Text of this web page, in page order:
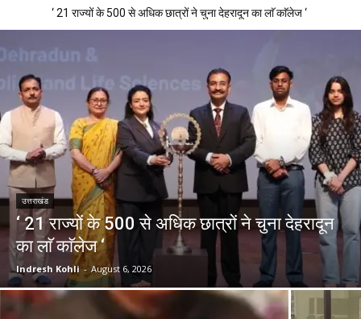
‘ 21 राज्यों के 500 से अधिक छात्रों ने चुना देहरादून का लाॅ काॅलेज ‘
उत्तराखंड
‘ 21 राज्यों के 500 से अधिक छात्रों ने चुना देहरादून
का लाॅ काॅलेज ‘
Indresh Kohli - August 6, 2026